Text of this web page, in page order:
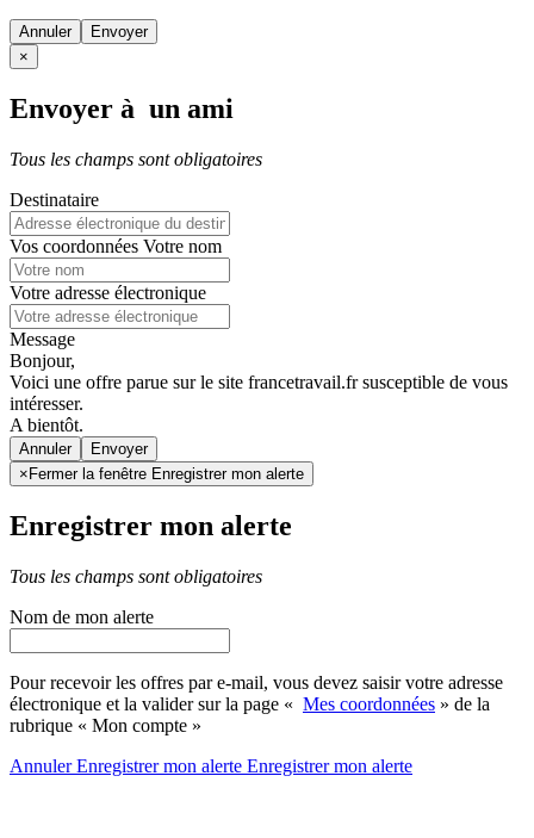
Annuler
×
Envoyer à un ami
Tous les champs sont obligatoires
Destinataire
Vos coordonnées Votre nom
Votre adresse électronique
Message
Bonjour,
Voici une offre parue sur le site francetravail.fr susceptible de vous
intéresser.
A bientôt.
Annuler
× Fermer la fenêtre Enregistrer mon alerte
Enregistrer mon alerte
Tous les champs sont obligatoires
Nom de mon alerte
Pour recevoir les offres par e-mail, vous devez saisir votre adresse
électronique et la valider sur la page « Mes coordonnées » de la
rubrique « Mon compte »
AnnulerEnregistrer mon alerte Enregistrermon alerte